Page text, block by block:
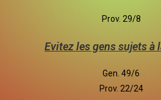
Prov. 29/8
Evitez les gens sujets à
Gen. 49/6
Prov. 22/24